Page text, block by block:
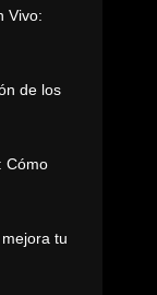
Vivo:
de los
Cómo
tu